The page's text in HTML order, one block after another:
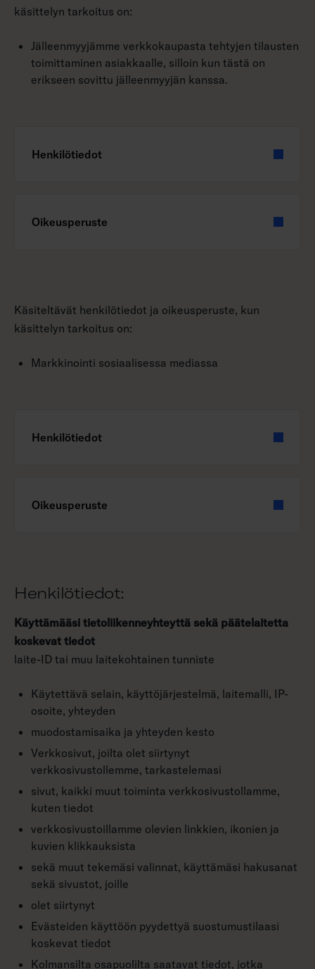
käsittelyn tarkoitus on:
Jälleenmyyjämme verkkokaupasta tehtyjen tilausten
toimittaminen asiakkaalle, silloin kun tästä on
erikseen sovittu jälleenmyyjän kanssa.
Henkilötiedot
Oikeusperuste
Käsiteltävät henkilötiedot ja oikeusperuste, kun
käsittelyn tarkoitus on:
Markkinointi sosiaalisessa mediassa
Henkilötiedot
Oikeusperuste
Henkilötiedot:
Käyttämääsi tietoliikenneyhteyttä sekä päätelaitetta
koskevat tiedot
laite-ID tai muu laitekohtainen tunniste
Käytettävä selain, käyttöjärjestelmä, laitemalli, IP-
osoite, yhteyden
muodostamisaika ja yhteyden kesto
Verkkosivut, joilta olet siirtynyt
verkkosivustollemme, tarkastelemasi
sivut, kaikki muut toiminta verkkosivustollamme,
kuten tiedot
verkkosivustoillamme olevien linkkien, ikonien ja
kuvien klikkauksista
sekä muut tekemäsi valinnat, käyttämäsi hakusanat
sekä sivustot, joille
olet siirtynyt
Evästeiden käyttöön pyydettyä suostumustilaasi
koskevat tiedot
Kolmansilta osapuolilta saatavat tiedot, jotka